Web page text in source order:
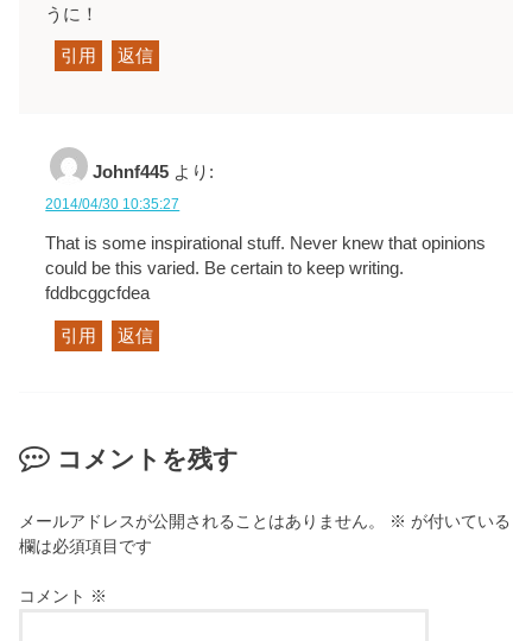
うに！
引用 返信
Johnf445 より:
2014/04/30 10:35:27
That is some inspirational stuff. Never knew that opinions
could be this varied. Be certain to keep writing.
fddbcggcfdea
引用 返信
コメントを残す
メールアドレスが公開されることはありません。 ※ が付いている
欄は必須項目です
コメント ※